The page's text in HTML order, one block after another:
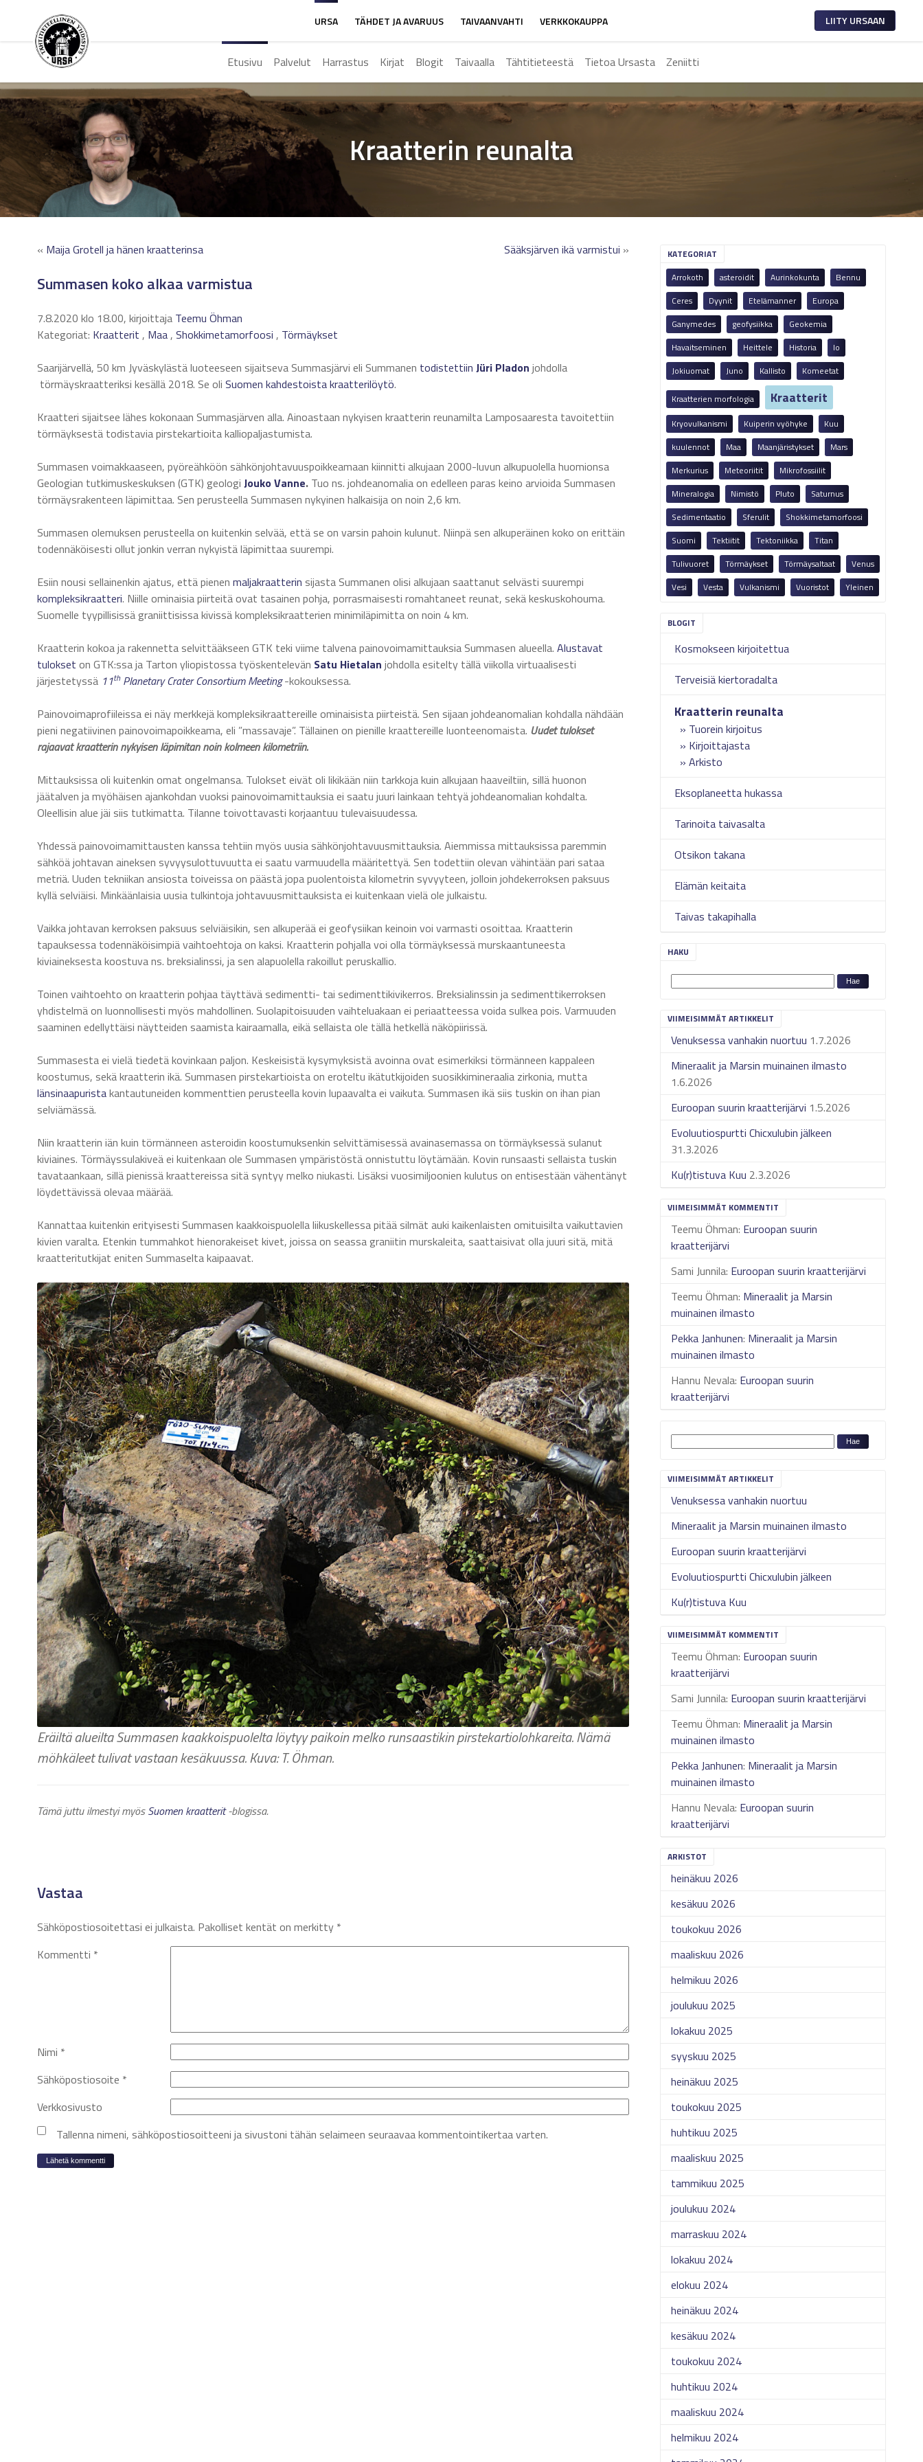
LIITY URSAAN
URSA TÄHDET JA AVARUUS TAIVAANVAHTI VERKKOKAUPPA
Etusivu Palvelut Harrastus Kirjat Blogit Taivaalla Tähtitieteestä Tietoa Ursasta Zeniitti
Kraatterin reunalta
KATEGORIAT
Arrokoth
asteroidit Aurinkokunta
Bennu
Ceres
Dyynit Etelämanner
Europa
Ganymedes
geofysiikka
Geokemia
Havaitseminen
Heittele Historia
Io
Jokiuomat
Juno Kallisto Komeetat
Kraatterien morfologia Kraatterit
Kryovulkanismi Kuiperin vyöhyke
Kuu
kuulennot
Maa Maanjäristykset
Mars
Merkurius
Meteoriitit
Mikrofossiilit
Mineralogia
Nimistö Pluto
Saturnus
Sedimentaatio
Sferulit
Shokkimetamorfoosi
Suomi
Tektiitit Tektoniikka
Titan
Tulivuoret
Törmäykset Törmäysaltaat
Venus
Vesi
Vesta Vulkanismi Vuoristot Yleinen
Kosmokseen kirjoitettua
Terveisiä kiertoradalta
Kraatterin reunalta
Tuorein kirjoitus
Kirjoittajasta
Arkisto
Eksoplaneetta hukassa
Tarinoita taivasalta
Otsikon takana
Elämän keitaita
Taivas takapihalla
HAKU
VIIMEISIMMÄT ARTIKKELIT
Venuksessa vanhakin nuortuu 1.7.2026
Mineraalit ja Marsin muinainen ilmasto
1.6.2026
Euroopan suurin kraatterijärvi 1.5.2026
Evoluutiospurtti Chicxulubin jälkeen
31.3.2026
Ku(r)tistuva Kuu 2.3.2026
VIIMEISIMMÄT KOMMENTIT
Teemu Öhman: Euroopan suurin
kraatterijärvi
Sami Junnila: Euroopan suurin kraatterijärvi
Teemu Öhman: Mineraalit ja Marsin
muinainen ilmasto
Pekka Janhunen: Mineraalit ja Marsin
muinainen ilmasto
Hannu Nevala: Euroopan suurin
kraatterijärvi
VIIMEISIMMÄT ARTIKKELIT
Venuksessa vanhakin nuortuu
Mineraalit ja Marsin muinainen ilmasto
Euroopan suurin kraatterijärvi
Evoluutiospurtti Chicxulubin jälkeen
Ku(r)tistuva Kuu
VIIMEISIMMÄT KOMMENTIT
Teemu Öhman: Euroopan suurin
kraatterijärvi
Sami Junnila: Euroopan suurin kraatterijärvi
Teemu Öhman: Mineraalit ja Marsin
muinainen ilmasto
Pekka Janhunen: Mineraalit ja Marsin
muinainen ilmasto
Hannu Nevala: Euroopan suurin
kraatterijärvi
ARKISTOT
heinäkuu 2026
kesäkuu 2026
toukokuu 2026
maaliskuu 2026
helmikuu 2026
joulukuu 2025
lokakuu 2025
syyskuu 2025
heinäkuu 2025
toukokuu 2025
huhtikuu 2025
maaliskuu 2025
tammikuu 2025
joulukuu 2024
marraskuu 2024
lokakuu 2024
elokuu 2024
heinäkuu 2024
kesäkuu 2024
toukokuu 2024
huhtikuu 2024
maaliskuu 2024
helmikuu 2024
« Maija Grotell ja hänen kraatterinsa Sääksjärven ikä varmistui »
Summasen koko alkaa varmistua
7.8.2020 klo 18.00, kirjoittaja Teemu Öhman
Kategoriat: Kraatterit , Maa, Shokkimetamorfoosi , Törmäykset
Saarijärvellä, 50 km Jyväskylästä luoteeseen sijaitseva Summasjärvi eli Summanen todistettiin Jüri Pladon johdolla
törmäyskraatteriksi kesällä 2018. Se oli Suomen kahdestoista kraatterilöytö.
Kraatteri sijaitsee lähes kokonaan Summasjärven alla. Ainoastaan nykyisen kraatterin reunamilta Lamposaaresta tavoitettiin
törmäyksestä todistavia pirstekartioita kalliopaljastumista.
Summasen voimakkaaseen, pyöreähköön sähkönjohtavuuspoikkeamaan kiinnitti alkujaan 2000-luvun alkupuolella huomionsa
Geologian tutkimuskeskuksen (GTK) geologi Jouko Vanne. Tuo ns. johdeanomalia on edelleen paras keino arvioida Summasen
törmäysrakenteen läpimittaa. Sen perusteella Summasen nykyinen halkaisija on noin 2,6 km.
Summasen olemuksen perusteella on kuitenkin selvää, että se on varsin pahoin kulunut. Niinpä sen alkuperäinen koko on erittäin
todennäköisesti ollut jonkin verran nykyistä läpimittaa suurempi.
Esiin nousi sellainenkin ajatus, että pienen maljakraatterin sijasta Summanen olisi alkujaan saattanut selvästi suurempi
kompleksikraatteri. Niille ominaisia piirteitä ovat tasainen pohja, porrasmaisesti romahtaneet reunat, sekä keskuskohouma.
Suomelle tyypillisissä graniittisissa kivissä kompleksikraatterien minimiläpimitta on noin 4 km.
Kraatterin kokoa ja rakennetta selvittääkseen GTK teki viime talvena painovoimamittauksia Summasen alueella. Alustavat
tulokset on GTK:ssa ja Tarton yliopistossa työskentelevän Satu Hietalan johdolla esitelty tällä viikolla virtuaalisesti
järjestetyssä 11thPlanetary Crater Consortium Meeting-kokouksessa.
Painovoimaprofiileissa ei näy merkkejä kompleksikraattereille ominaisista piirteistä. Sen sijaan johdeanomalian kohdalla nähdään
pieni negatiivinen painovoimapoikkeama, eli ”massavaje”. Tällainen on pienille kraattereille luonteenomaista. Uudet tulokset
rajaavat kraatterin nykyisen läpimitan noin kolmeen kilometriin.
Mittauksissa oli kuitenkin omat ongelmansa. Tulokset eivät oli likikään niin tarkkoja kuin alkujaan haaveiltiin, sillä huonon
jäätalven ja myöhäisen ajankohdan vuoksi painovoimamittauksia ei saatu juuri lainkaan tehtyä johdeanomalian kohdalta.
Oleellisin alue jäi siis tutkimatta. Tilanne toivottavasti korjaantuu tulevaisuudessa.
Yhdessä painovoimamittausten kanssa tehtiin myös uusia sähkönjohtavuusmittauksia. Aiemmissa mittauksissa paremmin
sähköä johtavan aineksen syvyysulottuvuutta ei saatu varmuudella määritettyä. Sen todettiin olevan vähintään pari sataa
metriä. Uuden tekniikan ansiosta toiveissa on päästä jopa puolentoista kilometrin syvyyteen, jolloin johdekerroksen paksuus
kyllä selviäisi. Minkäänlaisia uusia tulkintoja johtavuusmittauksista ei kuitenkaan vielä ole julkaistu.
Vaikka johtavan kerroksen paksuus selviäisikin, sen alkuperää ei geofysiikan keinoin voi varmasti osoittaa. Kraatterin
tapauksessa todennäköisimpiä vaihtoehtoja on kaksi. Kraatterin pohjalla voi olla törmäyksessä murskaantuneesta
kiviaineksesta koostuva ns. breksialinssi, ja sen alapuolella rakoillut peruskallio.
Toinen vaihtoehto on kraatterin pohjaa täyttävä sedimentti- tai sedimenttikivikerros. Breksialinssin ja sedimenttikerroksen
yhdistelmä on luonnollisesti myös mahdollinen. Suolapitoisuuden vaihteluakaan ei periaatteessa voida sulkea pois. Varmuuden
saaminen edellyttäisi näytteiden saamista kairaamalla, eikä sellaista ole tällä hetkellä näköpiirissä.
Summasesta ei vielä tiedetä kovinkaan paljon. Keskeisistä kysymyksistä avoinna ovat esimerkiksi törmänneen kappaleen
koostumus, sekä kraatterin ikä. Summasen pirstekartioista on eroteltu ikätutkijoiden suosikkimineraalia zirkonia, mutta
länsinaapuristakantautuneiden kommenttien perusteella kovin lupaavalta ei vaikuta. Summasen ikä siis tuskin on ihan pian
selviämässä.
Niin kraatterin iän kuin törmänneen asteroidin koostumuksenkin selvittämisessä avainasemassa on törmäyksessä sulanut
kiviaines. Törmäyssulakiveä ei kuitenkaan ole Summasen ympäristöstä onnistuttu löytämään. Kovin runsaasti sellaista tuskin
tavataankaan, sillä pienissä kraattereissa sitä syntyy melko niukasti. Lisäksi vuosimiljoonien kulutus on entisestään vähentänyt
löydettävissä olevaa määrää.
Kannattaa kuitenkin erityisesti Summasen kaakkoispuolella liikuskellessa pitää silmät auki kaikenlaisten omituisilta vaikuttavien
kivien varalta. Etenkin tummahkot hienorakeiset kivet, joissa on seassa graniitin murskaleita, saattaisivat olla juuri sitä, mitä
kraatteritutkijat eniten Summaselta kaipaavat.
Eräiltä alueilta Summasen kaakkoispuolelta löytyy paikoin melko runsaastikin pirstekartiolohkareita. Nämä
möhkäleet tulivat vastaan kesäkuussa.Kuva: T. Öhman.
Tämä juttu ilmestyi myösSuomen kraatterit-blogissa.
Vastaa
Sähköpostiosoitettasi ei julkaista. Pakolliset kentät on merkitty *
Kommentti *
Nimi *
Sähköpostiosoite *
Verkkosivusto
Tallenna nimeni, sähköpostiosoitteeni ja sivustoni tähän selaimeen seuraavaa kommentointikertaa varten.